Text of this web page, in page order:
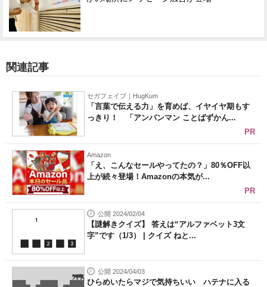
関連記事
セガフェイブ｜HugKum
「言葉で伝える力」を育めば、イヤイヤ期もす
っきり！ 「アンパンマン ことばずかん...
PR
Amazon
「え、こんなセールやってたの？」80％OFF以
上が続々登場！Amazonの本気が...
PR
公開 2024/02/04
【謎解きクイズ】 答えは“アルファベット3文
字”です（1/3） | クイズ ねと...
公開 2024/04/03
ひらめいたらマジで気持ちいい ハテナに入る